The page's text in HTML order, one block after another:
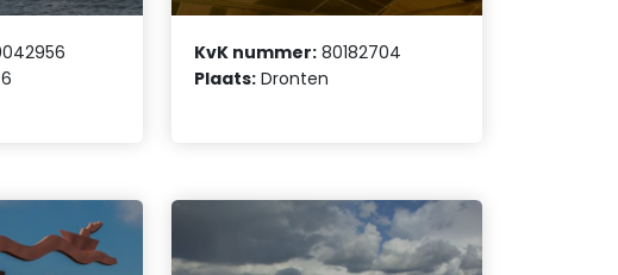
KvK nummer: 80182704
Plaats: Dronten